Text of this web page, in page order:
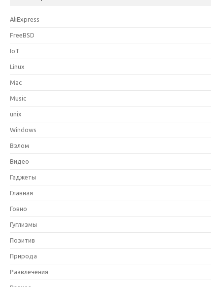
AliExpress
FreeBSD
IoT
Linux
Mac
Music
unix
Windows
Взлом
Видео
Гаджеты
Главная
Говно
Гуглизмы
Позитив
Природа
Развлечения